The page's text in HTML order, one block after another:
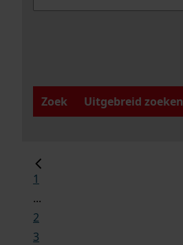
Zoek
Uitgebreid zoeken
1
...
2
3